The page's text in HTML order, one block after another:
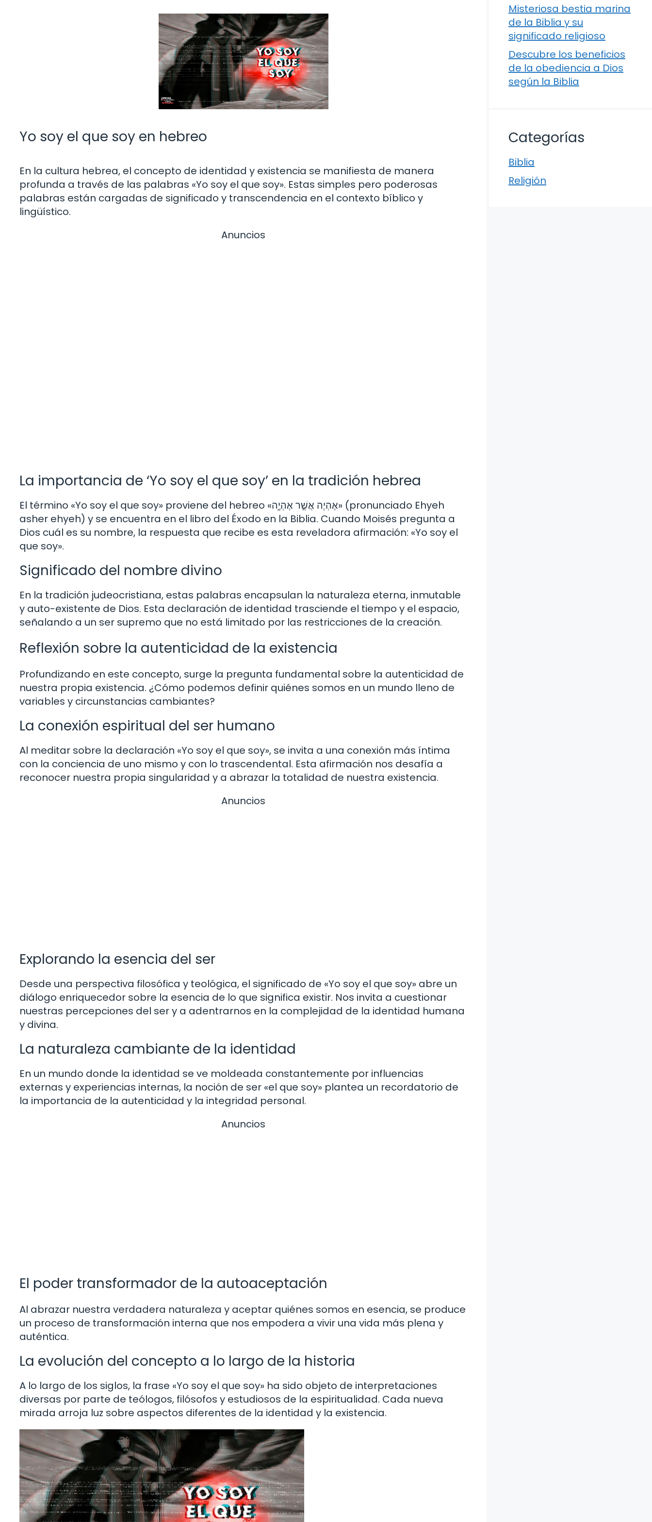
Yo soy el que soy en hebreo
En la cultura hebrea, el concepto de identidad y existencia se manifiesta de manera
profunda a través de las palabras «Yo soy el que soy». Estas simples pero poderosas
palabras están cargadas de significado y transcendencia en el contexto bíblico y
lingüístico.
Anuncios
La importancia de ‘Yo soy el que soy’ en la tradición hebrea
El término «Yo soy el que soy» proviene del hebreo «אֶהְיֶה אֲשֶׁ֣ר אֶהְיֶ֑ה» (pronunciado Ehyeh
asher ehyeh) y se encuentra en el libro del Éxodo en la Biblia. Cuando Moisés pregunta a
Dios cuál es su nombre, la respuesta que recibe es esta reveladora afirmación: «Yo soy el
que soy».
Significado del nombre divino
En la tradición judeocristiana, estas palabras encapsulan la naturaleza eterna, inmutable
y auto-existente de Dios. Esta declaración de identidad trasciende el tiempo y el espacio,
señalando a un ser supremo que no está limitado por las restricciones de la creación.
Reflexión sobre la autenticidad de la existencia
Profundizando en este concepto, surge la pregunta fundamental sobre la autenticidad de
nuestra propia existencia. ¿Cómo podemos definir quiénes somos en un mundo lleno de
variables y circunstancias cambiantes?
La conexión espiritual del ser humano
Al meditar sobre la declaración «Yo soy el que soy», se invita a una conexión más íntima
con la conciencia de uno mismo y con lo trascendental. Esta afirmación nos desafía a
reconocer nuestra propia singularidad y a abrazar la totalidad de nuestra existencia.
Anuncios
Explorando la esencia del ser
Desde una perspectiva filosófica y teológica, el significado de «Yo soy el que soy» abre un
diálogo enriquecedor sobre la esencia de lo que significa existir. Nos invita a cuestionar
nuestras percepciones del ser y a adentrarnos en la complejidad de la identidad humana
y divina.
La naturaleza cambiante de la identidad
En un mundo donde la identidad se ve moldeada constantemente por influencias
externas y experiencias internas, la noción de ser «el que soy» plantea un recordatorio de
la importancia de la autenticidad y la integridad personal.
Anuncios
El poder transformador de la autoaceptación
Al abrazar nuestra verdadera naturaleza y aceptar quiénes somos en esencia, se produce
un proceso de transformación interna que nos empodera a vivir una vida más plena y
auténtica.
La evolución del concepto a lo largo de la historia
A lo largo de los siglos, la frase «Yo soy el que soy» ha sido objeto de interpretaciones
diversas por parte de teólogos, filósofos y estudiosos de la espiritualidad. Cada nueva
mirada arroja luz sobre aspectos diferentes de la identidad y la existencia.
Misteriosa bestia marina
de la Biblia y su
significado religioso
Descubre los beneficios
de la obediencia a Dios
según la Biblia
Categorías
Biblia
Religión